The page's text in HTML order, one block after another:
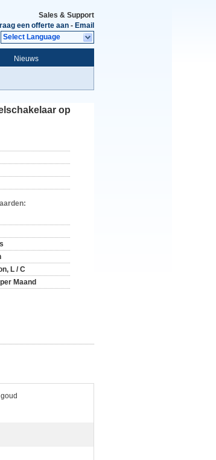
Sales & Support
een offerte aan - Email
Select Language
Nieuws
op
L / C
Maand